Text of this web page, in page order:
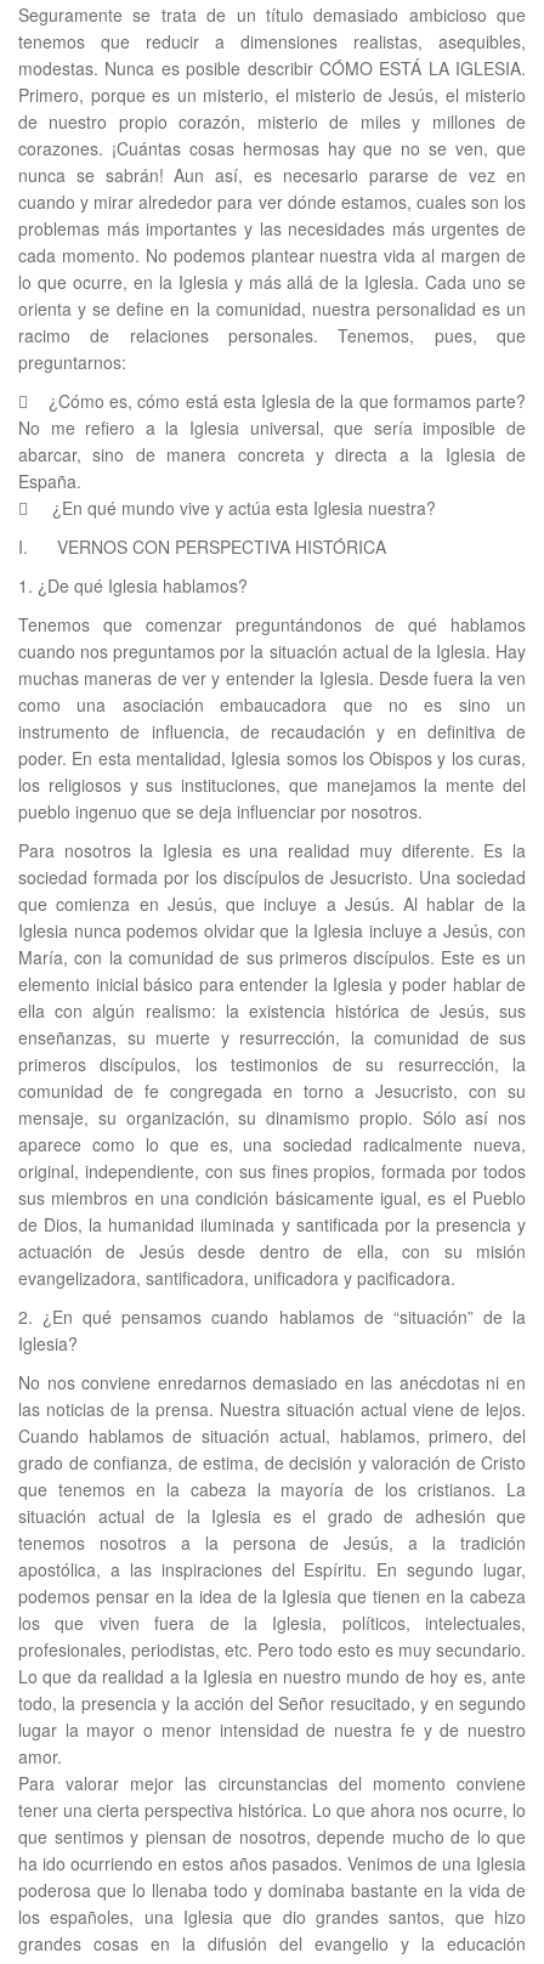
Seguramente se trata de un título demasiado ambicioso que
tenemos que reducir a dimensiones realistas, asequibles,
modestas. Nunca es posible describir CÓMO ESTÁ LA IGLESIA.
Primero, porque es un misterio, el misterio de Jesús, el misterio
de nuestro propio corazón, misterio de miles y millones de
corazones. ¡Cuántas cosas hermosas hay que no se ven, que
nunca se sabrán! Aun así, es necesario pararse de vez en
cuando y mirar alrededor para ver dónde estamos, cuales son los
problemas más importantes y las necesidades más urgentes de
cada momento. No podemos plantear nuestra vida al margen de
lo que ocurre, en la Iglesia y más allá de la Iglesia. Cada uno se
orienta y se define en la comunidad, nuestra personalidad es un
racimo de relaciones personales. Tenemos, pues, que
preguntarnos:
 ¿Cómo es, cómo está esta Iglesia de la que formamos parte?
No me refiero a la Iglesia universal, que sería imposible de
abarcar, sino de manera concreta y directa a la Iglesia de
España.
 ¿En qué mundo vive y actúa esta Iglesia nuestra?
I. VERNOS CON PERSPECTIVA HISTÓRICA
1. ¿De qué Iglesia hablamos?
Tenemos que comenzar preguntándonos de qué hablamos
cuando nos preguntamos por la situación actual de la Iglesia. Hay
muchas maneras de ver y entender la Iglesia. Desde fuera la ven
como una asociación embaucadora que no es sino un
instrumento de influencia, de recaudación y en definitiva de
poder. En esta mentalidad, Iglesia somos los Obispos y los curas,
los religiosos y sus instituciones, que manejamos la mente del
pueblo ingenuo que se deja influenciar por nosotros.
Para nosotros la Iglesia es una realidad muy diferente. Es la
sociedad formada por los discípulos de Jesucristo. Una sociedad
que comienza en Jesús, que incluye a Jesús. Al hablar de la
Iglesia nunca podemos olvidar que la Iglesia incluye a Jesús, con
María, con la comunidad de sus primeros discípulos. Este es un
elemento inicial básico para entender la Iglesia y poder hablar de
ella con algún realismo: la existencia histórica de Jesús, sus
enseñanzas, su muerte y resurrección, la comunidad de sus
primeros discípulos, los testimonios de su resurrección, la
comunidad de fe congregada en torno a Jesucristo, con su
mensaje, su organización, su dinamismo propio. Sólo así nos
aparece como lo que es, una sociedad radicalmente nueva,
original, independiente, con sus fines propios, formada por todos
sus miembros en una condición básicamente igual, es el Pueblo
de Dios, la humanidad iluminada y santificada por la presencia y
actuación de Jesús desde dentro de ella, con su misión
evangelizadora, santificadora, unificadora y pacificadora.
2. ¿En qué pensamos cuando hablamos de “situación” de la
Iglesia?
No nos conviene enredarnos demasiado en las anécdotas ni en
las noticias de la prensa. Nuestra situación actual viene de lejos.
Cuando hablamos de situación actual, hablamos, primero, del
grado de confianza, de estima, de decisión y valoración de Cristo
que tenemos en la cabeza la mayoría de los cristianos. La
situación actual de la Iglesia es el grado de adhesión que
tenemos nosotros a la persona de Jesús, a la tradición
apostólica, a las inspiraciones del Espíritu. En segundo lugar,
podemos pensar en la idea de la Iglesia que tienen en la cabeza
los que viven fuera de la Iglesia, políticos, intelectuales,
profesionales, periodistas, etc. Pero todo esto es muy secundario.
Lo que da realidad a la Iglesia en nuestro mundo de hoy es, ante
todo, la presencia y la acción del Señor resucitado, y en segundo
lugar la mayor o menor intensidad de nuestra fe y de nuestro
amor.
Para valorar mejor las circunstancias del momento conviene
tener una cierta perspectiva histórica. Lo que ahora nos ocurre, lo
que sentimos y piensan de nosotros, depende mucho de lo que
ha ido ocurriendo en estos años pasados. Venimos de una Iglesia
poderosa que lo llenaba todo y dominaba bastante en la vida de
los españoles, una Iglesia que dio grandes santos, que hizo
grandes cosas en la difusión del evangelio y la educación